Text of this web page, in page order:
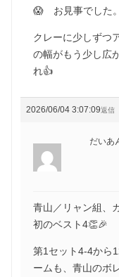
😱 お見事でした。
クレーに少しずつ
の幅がもう少し広
れ👍
2026/06/04 3:07:09返信
だいあ
青山／リャン組、
初のベスト4👏🎉
第1セット4-4から
ームも、青山のボ